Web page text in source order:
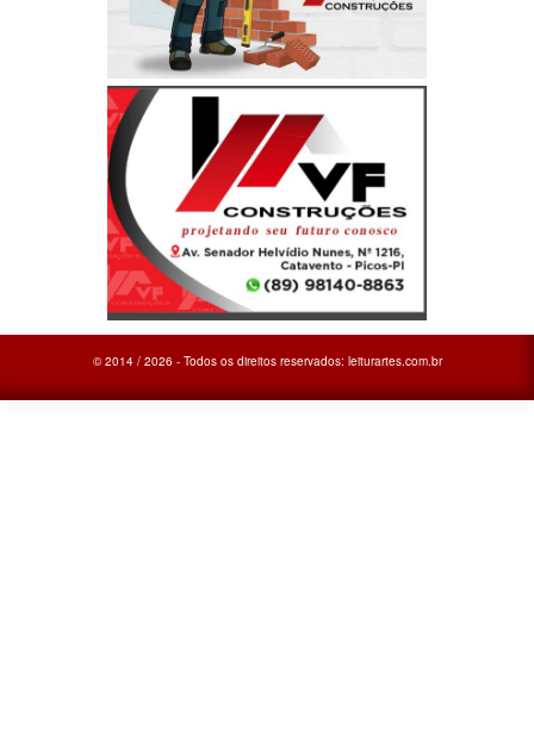
© 2014 / 2026 - Todos os direitos reservados: leiturartes.com.br